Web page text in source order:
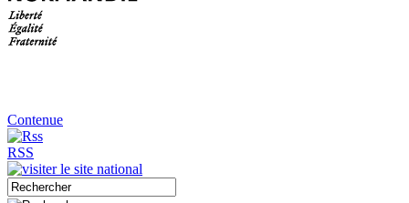
Contenue
RSS